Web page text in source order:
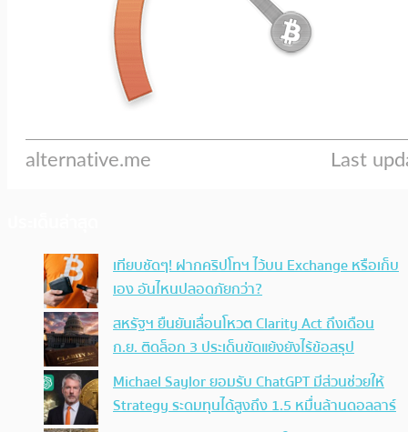
เทียบชัดๆ! ฝากคริปโทฯ ไว้บน Exchange หรือเก็บ
เอง อันไหนปลอดภัยกว่า?
สหรัฐฯ ยืนยันเลื่อนโหวต Clarity Act ถึงเดือน
ก.ย. ติดล็อก 3 ประเด็นขัดแย้งยังไร้ข้อสรุป
Michael Saylor ยอมรับ ChatGPT มีส่วนช่วยให้
Strategy ระดมทุนได้สูงถึง 1.5 หมื่นล้านดอลลาร์